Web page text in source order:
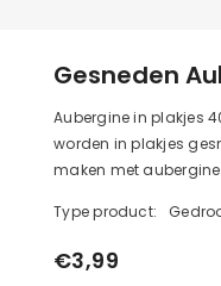
Gesneden
Aubergine in plakjes
worden in plakjes
maken met
Type product:
€3,99